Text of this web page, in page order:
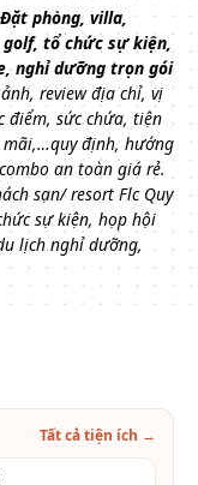
phòng, villa,
golf, tổ chức sự kiện,
nghỉ dưỡng trọn gói
review địa chỉ, vị
điểm, sức chứa, tiện
mãi,…quy định, hướng
an toàn giá rẻ.
sạn/ resort Flc Quy
sự kiện, họp hội
lịch nghỉ dưỡng,
Tất cả tiện ích →